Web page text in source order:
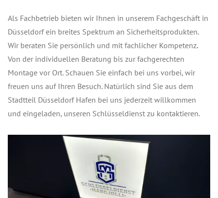
Als Fachbetrieb bieten wir Ihnen in unserem Fachgeschäft in
Düsseldorf ein breites Spektrum an Sicherheitsprodukten.
Wir beraten Sie persönlich und mit fachlicher Kompetenz.
Von der individuellen Beratung bis zur fachgerechten
Montage vor Ort. Schauen Sie einfach bei uns vorbei, wir
freuen uns auf Ihren Besuch. Natürlich sind Sie aus dem
Stadtteil Düsseldorf Hafen bei uns jederzeit willkommen
und eingeladen, unseren Schlüsseldienst zu kontaktieren.